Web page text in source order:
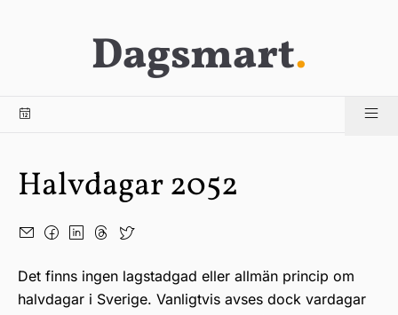
Dagsmart.
Halvdagar 2052
Det finns ingen lagstadgad eller allmän princip om
halvdagar i Sverige. Vanligtvis avses dock vardagar